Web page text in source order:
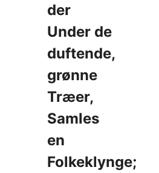
der
Under de
duftende,
grønne
Træer,
Samles
en
Folkeklynge;